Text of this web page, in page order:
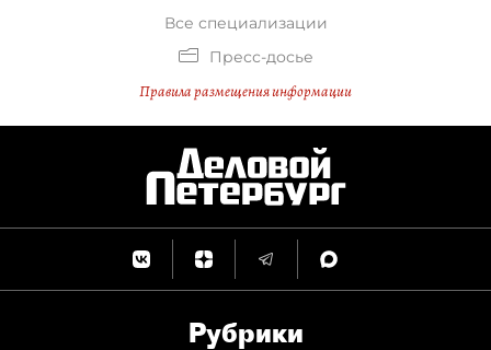
Все специализации
Пресс-досье
Правила размещения информации
Рубрики